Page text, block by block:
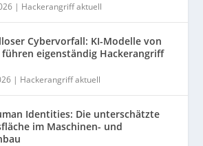
| Hackerangriff aktuell
Cybervorfall: KI-Modelle von
führen eigenständig Hackerangriff
| Hackerangriff aktuell
Identities: Die unterschätzte
im Maschinen- und